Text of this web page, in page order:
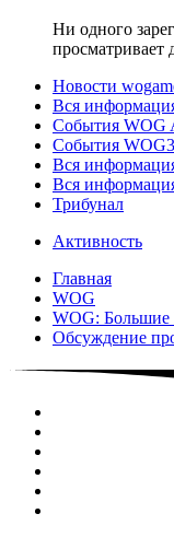
Ни одного
просматривает
Новости
Вся
События WOG
События WOG3
Вся
Вся
Трибунал
Активность
Главная
WOG
WOG:
Обсуждение